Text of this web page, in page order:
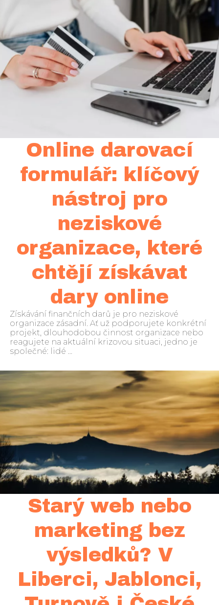
Online darovací
formulář: klíčový
nástroj pro
neziskové
organizace, které
chtějí získávat
dary online
Získávání finančních darů je pro neziskové
organizace zásadní. Ať už podporujete konkrétní
projekt, dlouhodobou činnost organizace nebo
reagujete na aktuální krizovou situaci, jedno je
společné: lidé ...
Starý web nebo
marketing bez
výsledků? V
Liberci, Jablonci,